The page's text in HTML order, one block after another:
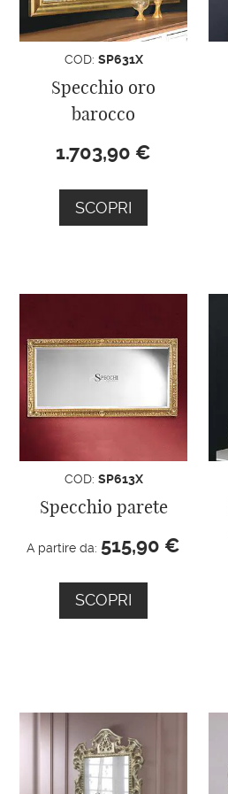
COD: SP631X
Specchio oro
barocco
1.703,90 €
SCOPRI
COD: SP613X
Specchio parete
A partire da: 515,90 €
SCOPRI